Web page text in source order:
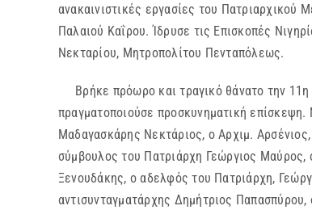
ανακαινιστικές εργασίες του
Παλαιού Καΐρου. Ίδρυσε τις Επισκοπές
Νεκταρίου, Μητροπολίτου Πενταπόλεως.
Βρήκε πρόωρο και τραγικό θάνατο την 11η
πραγματοποιούσε προσκυνηματική
Μαδαγασκάρης Νεκτάριος, ο Αρχιμ.
σύμβουλος του Πατριάρχη Γεώργιος
Ξενουδάκης, ο αδελφός του Πατριάρχη,
αντισυνταγματάρχης Δημήτριος